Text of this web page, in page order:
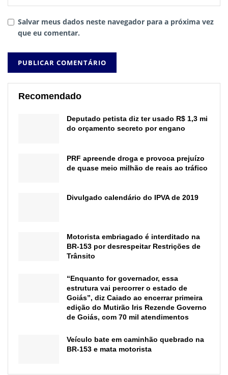
Salvar meus dados neste navegador para a próxima vez
que eu comentar.
Recomendado
Deputado petista diz ter usado R$ 1,3 mi
do orçamento secreto por engano
PRF apreende droga e provoca prejuízo
de quase meio milhão de reais ao tráfico
Divulgado calendário do IPVA de 2019
Motorista embriagado é interditado na
BR-153 por desrespeitar Restrições de
Trânsito
“Enquanto for governador, essa
estrutura vai percorrer o estado de
Goiás”, diz Caiado ao encerrar primeira
edição do Mutirão Iris Rezende Governo
de Goiás, com 70 mil atendimentos
Veículo bate em caminhão quebrado na
BR-153 e mata motorista